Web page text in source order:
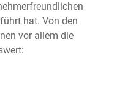
hat. Von den
vor allem die